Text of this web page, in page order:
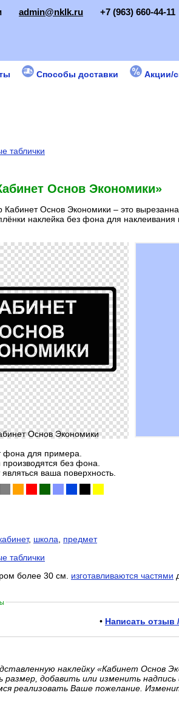
admin@nklk.ru +7 (963) 660-44-11
Способы доставки Акции/
таблички
Основ Экономики»
Кабинет Основ Экономики – это
наклейка без фона для наклеивания
Основ Экономики
фона для примера.
производятся без фона.
ваша поверхность.
, школа
предмет
таблички
более 30 см. изготавливаются частями
• Написать отзыв
наклейку «Кабинет Основ
размер, добавить или изменить
реализовать Ваше пожелание.